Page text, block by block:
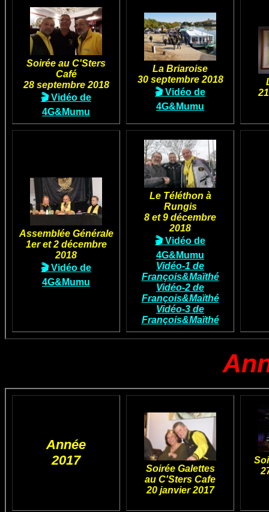
Soirée au C'Sters
Café
28 septembre 2018
🎬 Vidéo de
4G&Mumu
La Briaroise
30 septembre 2018
🎬 Vidéo de
4G&Mumu
Assemblée Générale
1er et 2 décembre
2018
🎬 Vidéo de
4G&Mumu
Le Téléthon à
Rungis
8 et 9 décembre
2018
🎬 Vidéo de
4G&Mumu
Vidéo-1 de
François&Maïthé
Vidéo-2 de
François&Maïthé
Vidéo-3 de
François&Maïthé
Année
2017
Soirée Galettes
au C'Sters Cafe
20 janvier 2017